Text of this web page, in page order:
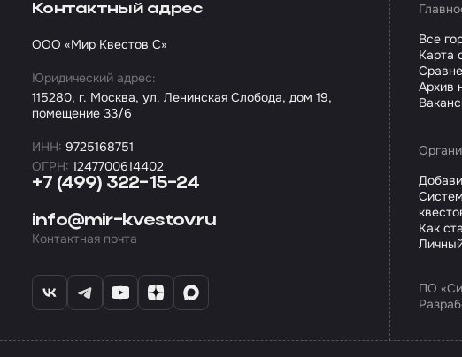
+7 (499) 322-15-24
info@mir-kvestov.ru
Контактная почта
Контактный адрес
ООО «Мир Квестов С»
Юридический адрес:
115280, г. Москва, ул. Ленинская Слобода, дом 19,
помещение 33/6
ИНН: 9725168751
ОГРН: 1247700614402
Все
Карта
Архив
Как
ПО